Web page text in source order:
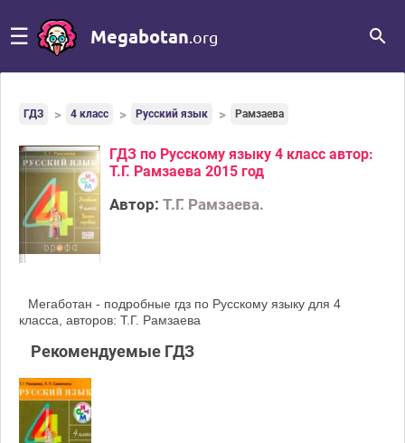
☰ Megabotan .org
ГДЗ 4 класс Русский язык Рамзаева
ГДЗ по Русскому языку 4 класс автор:
Т.Г. Рамзаева 2015 год
Автор: Т.Г. Рамзаева.
Мегаботан - подробные гдз по Русскому языку для 4
класса, авторов: Т.Г. Рамзаева
Рекомендуемые ГДЗ